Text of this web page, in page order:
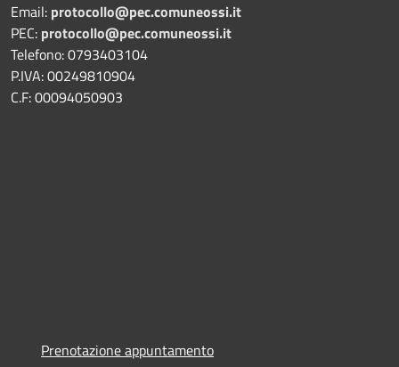
Email: protocollo@pec.comuneossi.it
PEC: protocollo@pec.comuneossi.it
Telefono: 0793403104
P.IVA: 00249810904
C.F: 00094050903
Prenotazione appuntamento